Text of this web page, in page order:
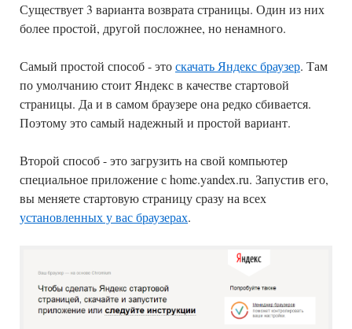
Существует 3 варианта возврата страницы. Один из них
более простой, другой посложнее, но ненамного.
Самый простой способ - этоскачать Яндекс браузер. Там
по умолчанию стоит Яндекс в качестве стартовой
страницы. Да и в самом браузере она редко сбивается.
Поэтому это самый надежный и простой вариант.
Второй способ - это загрузить на свой компьютер
специальное приложение с home.yandex.ru. Запустив его,
вы меняете стартовую страницу сразу на всех
установленных у вас браузерах.